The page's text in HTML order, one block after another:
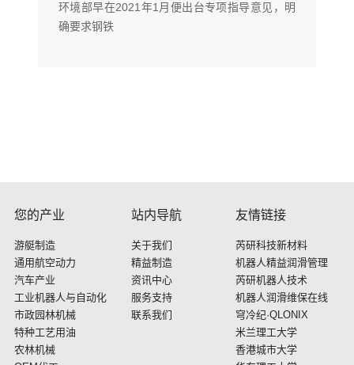
环境部早在2021年1月便出台专项指导意见，明
确要求钢铁
您的产业
游艇制造
通用航空动力
汽车产业
工业机器人与自动化
市政园林机械
特种工艺用油
农林机械
站内导航
关于我们
精益制造
资讯中心
服务支持
联系我们
友情链接
芮研科技新材料
机器人精益润滑管理
芮研机器人技术
机器人润滑维保在线
穹冷纪·QLONIX
米兰理工大学
香港城市大学